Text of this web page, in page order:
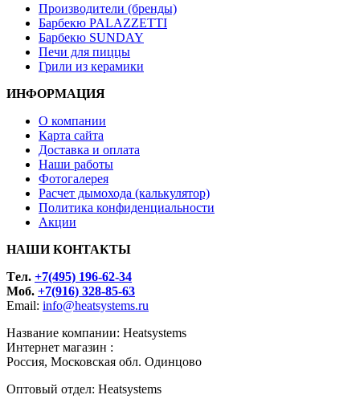
Производители (бренды)
Барбекю PALAZZETTI
Барбекю SUNDAY
Печи для пиццы
Грили из керамики
ИНФОРМАЦИЯ
О компании
Карта сайта
Доставка и оплата
Наши работы
Фотогалерея
Расчет дымохода (калькулятор)
Политика конфиденциальности
Акции
НАШИ КОНТАКТЫ
Tел. +7(495) 196-62-34
Моб. +7(916) 328-85-63
Email: info@heatsystems.ru
Название компании: Heatsystems
Интернет магазин :
Россия, Московская обл. Одинцово
Оптовый отдел: Heatsystems